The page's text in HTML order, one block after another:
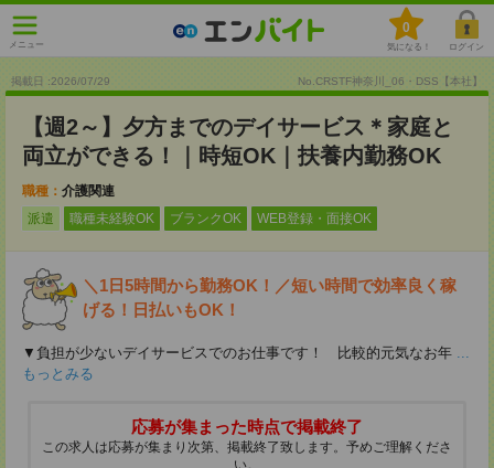
メニュー
0
気になる！ ログイン
掲載日 :2026/07/29 No.CRSTF神奈川_06・DSS【本社】
【週2～】夕方までのデイサービス＊家庭と
両立ができる！｜時短OK｜扶養内勤務OK
職種： 介護関連
派遣
職種未経験OK ブランクOK WEB登録・面接OK
＼1日5時間から勤務OK！／短い時間で効率良く稼
げる！日払いもOK！
▼負担が少ないデイサービスでのお仕事です！ 比較的元気なお年 ...
もっとみる
応募が集まった時点で掲載終了
この求人は応募が集まり次第、掲載終了致します。予めご理解くださ
い。